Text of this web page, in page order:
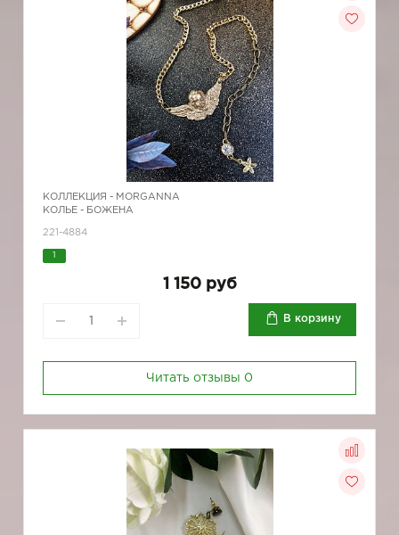
КОЛЛЕКЦИЯ - MORGANNA
КОЛЬЕ - БОЖЕНА
221-4884
1 150 руб
В корзину
Читать отзывы 0